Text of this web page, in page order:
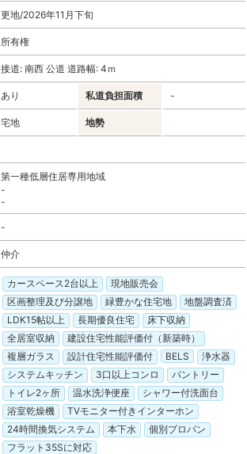
更地/2026年11月下旬
所有権
接道: 南西 公道 道路幅: 4ｍ
あり 私道負担面積 -
宅地 地勢
第一種低層住居専用地域
-
-
-
仲介
カースペース2台以上
現地販売会
区画整理及び分譲地
緑豊かな住宅地
地盤調査済
LDK15帖以上
長期優良住宅
床下収納
全居室収納
建設住宅性能評価付（新築時）
複層ガラス
設計住宅性能評価付 BELS
浄水器
システムキッチン
3口以上コンロ
パントリー
トイレ2ヶ所
温水洗浄便座
シャワー付洗面台
浴室乾燥機
TVモニター付きインターホン
24時間換気システム
本下水
個別プロパン
フラット35Sに対応